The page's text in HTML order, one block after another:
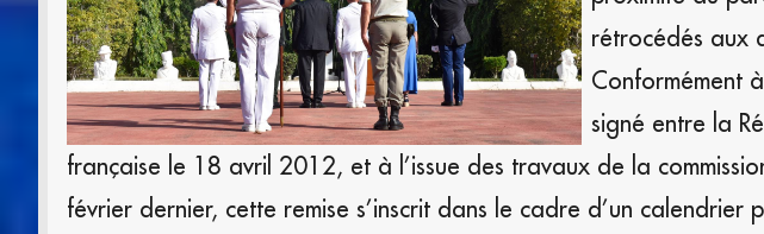
rétrocédés aux
Conformément
signé entre la
française le 18 avril 2012, et à l’issue des travaux de la
février dernier, cette remise s’inscrit dans le cadre d’un calendrier